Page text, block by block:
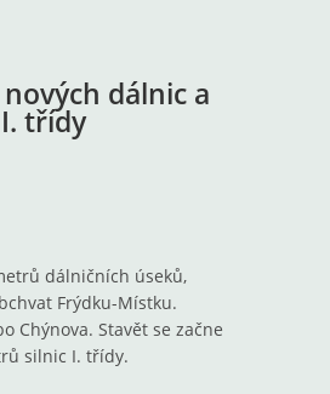
dálnic a
třídy
dálničních úseků,
Frýdku-Místku.
Chýnova. Stavět se začne
silnic I. třídy.